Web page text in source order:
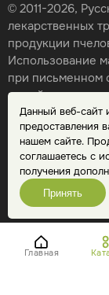
Данный веб-сайт
предоставления
нашем сайте.
соглашаетесь с
получения
Принять
Главная
© 2011-2026,
лекарственных
продукции
Использование
при письменном
на сайт.
Карта сайта
Политика
Публичная
Обработка